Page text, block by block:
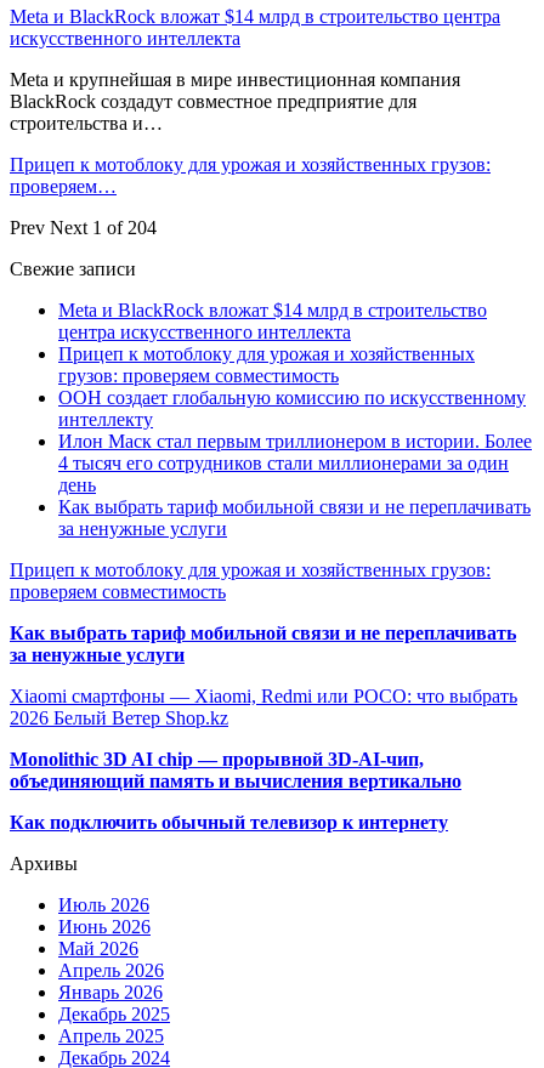
Meta и BlackRock вложат $14 млрд в строительство центра
искусственного интеллекта
Meta и крупнейшая в мире инвестиционная компания
BlackRock создадут совместное предприятие для
строительства и…
Прицеп к мотоблоку для урожая и хозяйственных грузов:
проверяем…
Prev Next 1 of 204
Свежие записи
Meta и BlackRock вложат $14 млрд в строительство
центра искусственного интеллекта
Прицеп к мотоблоку для урожая и хозяйственных
грузов: проверяем совместимость
ООН создает глобальную комиссию по искусственному
интеллекту
Илон Маск стал первым триллионером в истории. Более
4 тысяч его сотрудников стали миллионерами за один
день
Как выбрать тариф мобильной связи и не переплачивать
за ненужные услуги
Прицеп к мотоблоку для урожая и хозяйственных грузов:
проверяем совместимость
Как выбрать тариф мобильной связи и не переплачивать
за ненужные услуги
Xiaomi смартфоны — Xiaomi, Redmi или POCO: что выбрать
2026 Белый Ветер Shop.kz
Monolithic 3D AI chip — прорывной 3D-AI-чип,
объединяющий память и вычисления вертикально
Как подключить обычный телевизор к интернету
Архивы
Июль 2026
Июнь 2026
Май 2026
Апрель 2026
Январь 2026
Декабрь 2025
Апрель 2025
Декабрь 2024